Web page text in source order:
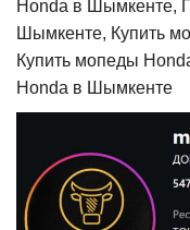
Honda в Шымкенте,
Шымкенте, Купить
Купить мопеды
Honda в Шымкенте